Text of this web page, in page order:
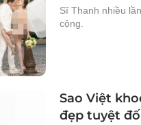
Sĩ Thanh nhiều
cộng.
Sao Việt
đẹp tuyệt